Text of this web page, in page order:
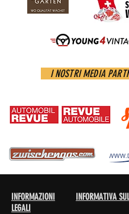
I NOSTRI MEDIA
INFORMAZIONI
LEGALI
INFORMATIVA